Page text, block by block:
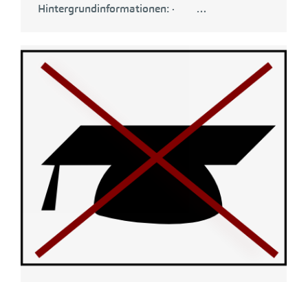
Hintergrundinformationen: · …